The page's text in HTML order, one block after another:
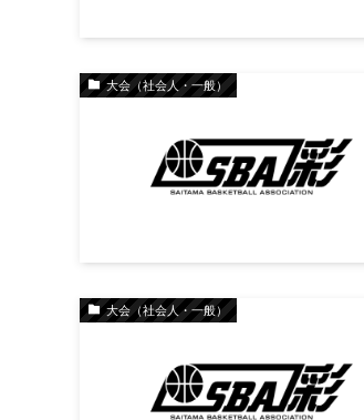
大会（社会人・一般）
大会（社会人・一般）